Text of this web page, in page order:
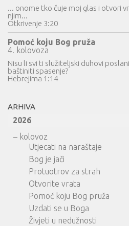
... onome tko čuje moj glas i otvori
njim...
Otkrivenje 3:20
Pomoć koju Bog pruža
4. kolovoza
Nisu li svi ti služiteljski duhovi
baštiniti spasenje?
Hebrejima 1:14
ARHIVA
2026
– kolovoz
Utjecati na naraštaje
Bog je jači
Protuotrov za strah
Otvorite vrata
Pomoć koju Bog pruža
Uzdati se u Boga
Živjeti u nedužnosti